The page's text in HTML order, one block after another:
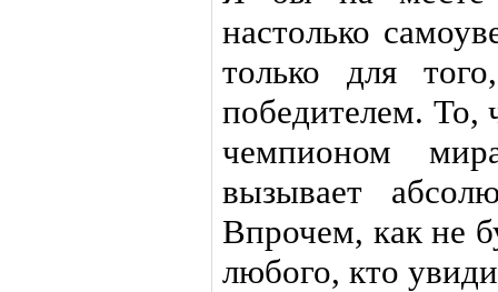
настолько
только для
победителем. То,
чемпионом
вызывает
Впрочем, как не
любого, кто